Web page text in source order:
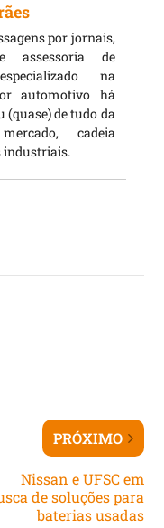
por jornais,
assessoria de
na
automotivo há
(quase) de tudo da
cadeia
industriais.
PRÓXIMO
Nissan e UFSC em
de soluções para
baterias usadas